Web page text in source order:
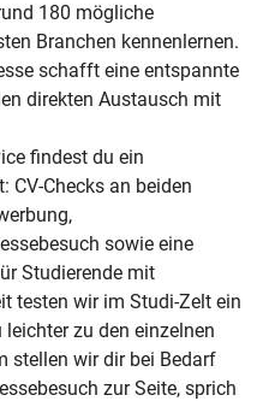
180 mögliche
Branchen kennenlernen.
schafft eine entspannte
direkten Austausch mit
findest du ein
CV-Checks an beiden
sowie eine
Studierende mit
testen wir im Studi-Zelt ein
zu den einzelnen
stellen wir dir bei Bedarf
zur Seite, sprich